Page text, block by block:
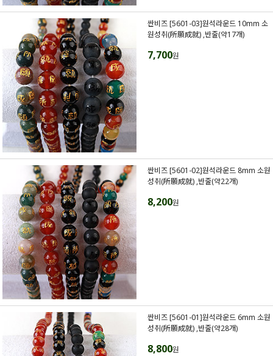
싼비즈 [5601-03]원석라운드 10mm 소
원성취(所願成就) ,반줄(약17개)
7,700원
싼비즈 [5601-02]원석라운드 8mm 소원
성취(所願成就) ,반줄(약22개)
8,200원
싼비즈 [5601-01]원석라운드 6mm 소원
성취(所願成就) ,반줄(약28개)
8,800원